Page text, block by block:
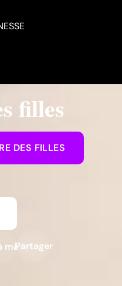
filles
DES FILLES
ma liste
Partager